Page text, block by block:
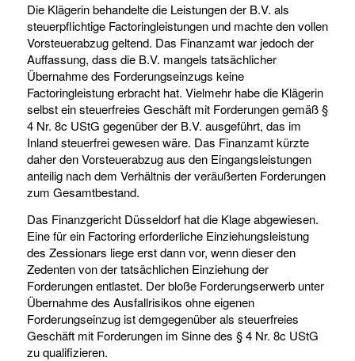
Die Klägerin behandelte die Leistungen der B.V. als
steuerpflichtige Factoringleistungen und machte den vollen
Vorsteuerabzug geltend. Das Finanzamt war jedoch der
Auffassung, dass die B.V. mangels tatsächlicher
Übernahme des Forderungseinzugs keine
Factoringleistung erbracht hat. Vielmehr habe die Klägerin
selbst ein steuerfreies Geschäft mit Forderungen gemäß §
4 Nr. 8c UStG gegenüber der B.V. ausgeführt, das im
Inland steuerfrei gewesen wäre. Das Finanzamt kürzte
daher den Vorsteuerabzug aus den Eingangsleistungen
anteilig nach dem Verhältnis der veräußerten Forderungen
zum Gesamtbestand.
Das Finanzgericht Düsseldorf hat die Klage abgewiesen.
Eine für ein Factoring erforderliche Einziehungsleistung
des Zessionars liege erst dann vor, wenn dieser den
Zedenten von der tatsächlichen Einziehung der
Forderungen entlastet. Der bloße Forderungserwerb unter
Übernahme des Ausfallrisikos ohne eigenen
Forderungseinzug ist demgegenüber als steuerfreies
Geschäft mit Forderungen im Sinne des § 4 Nr. 8c UStG
zu qualifizieren.